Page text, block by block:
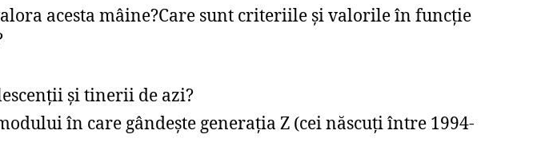
acesta mâine?Care sunt criteriile şi valorile în funcţie
şi tinerii de azi?
în care gândeşte generaţia Z (cei născuţi între 1994-